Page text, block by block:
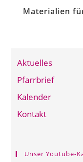
Materialien
Aktuelles
Pfarrbrief
Kalender
Kontakt
Unser Youtube-